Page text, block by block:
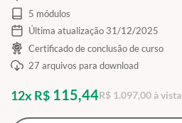
5 módulos
Última atualização 31/12/2025
Certificado de conclusão de curso
27 arquivos para download
12x R$ 115,44R$ 1.097,00 à vista